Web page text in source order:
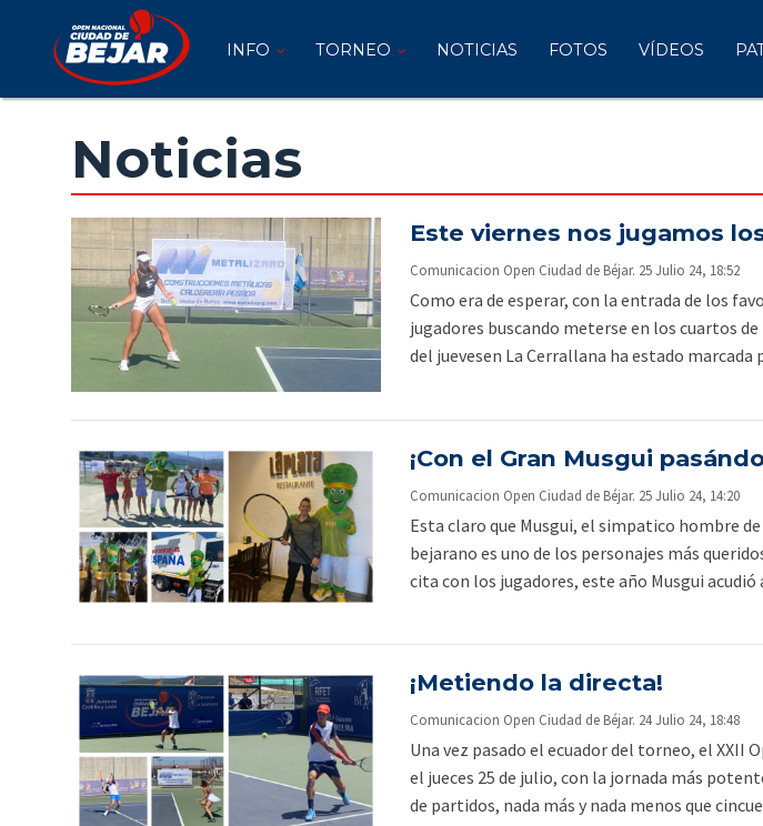
TORNEO
VÍDEOS
PATROCINADORES
INSCRIPCIÓN
INFO TORNEO NOTICIAS FOTOS VÍDEOS
Noticias
Este viernes nos jugamos
Comunicacion Open Ciudad de Béjar. 25 Julio 24, 18:52
Como era de esperar, con la entrada de los
jugadores buscando meterse en los cuartos
del juevesen La Cerrallana ha estado
¡Con el Gran Musgui
Comunicacion Open Ciudad de Béjar. 25 Julio 24, 14:20
Esta claro que Musgui, el simpatico hombre
bejarano es uno de los personajes más
cita con los jugadores, este año Musgui acudió
¡Metiendo la directa!
Comunicacion Open Ciudad de Béjar. 24 Julio 24, 18:48
Una vez pasado el ecuador del torneo, el XXII
el jueces 25 de julio, con la jornada más
de partidos, nada más y nada menos que